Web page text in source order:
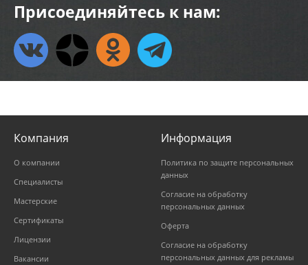
Присоединяйтесь к нам:
Компания
О компании
Специалисты
Мастерские
Сертификаты
Лицензии
Вакансии
Информация
Политика по защите персональных
данных
Согласие на обработку
персональных данных
Оферта
Согласие на обработку
персональных данных для рекламы